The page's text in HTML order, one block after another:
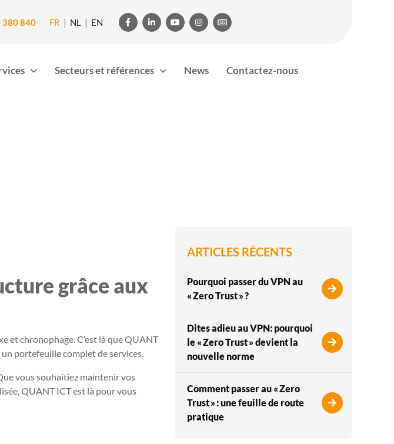
380 840 FR NL EN     
Secteurs et références News Contactez-nous
grâce aux
et chronophage. C’est là que QUANT
portefeuille complet de services.
vous souhaitiez maintenir vos
QUANT ICT est là pour vous
ARTICLES RÉCENTS
Pourquoi passer du VPN au
« Zero Trust » ?
Dites adieu au VPN: pourquoi
le « Zero Trust » devient la
nouvelle norme
Comment passer au « Zero
Trust » : une feuille de route
pratique